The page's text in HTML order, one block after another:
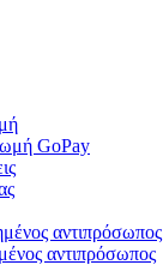
GoPay
αντιπρόσωπος
αντιπρόσωπος